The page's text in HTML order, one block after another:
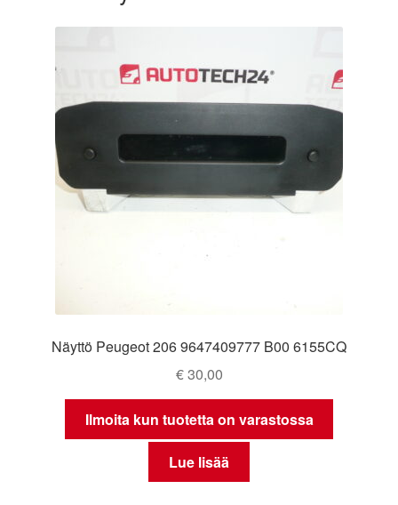
Näyttö Peugeot 206 9647409777 B00 6155CQ
€30,00
Ilmoita kun tuotetta on varastossa
Lue lisää